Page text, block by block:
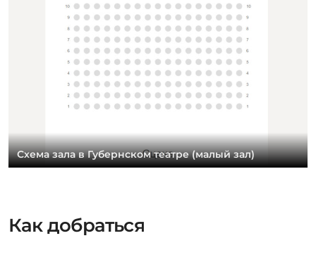
Схема зала в Губернском театре (малый зал)
Как добраться